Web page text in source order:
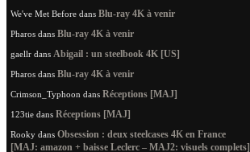
We've Met Before dans Blu-ray 4K à venir
Pharos dans Blu-ray 4K à venir
gaellr dans Abigail : un steelbook 4K [US]
Pharos dans Blu-ray 4K à venir
Crimson_Typhoon dans Réceptions [MAJ]
123tie dans Réceptions [MAJ]
Rooky dans Obsession : deux steelcases 4K en France
[MAJ: amazon + baisse Leclerc – MAJ2: visuels complets]